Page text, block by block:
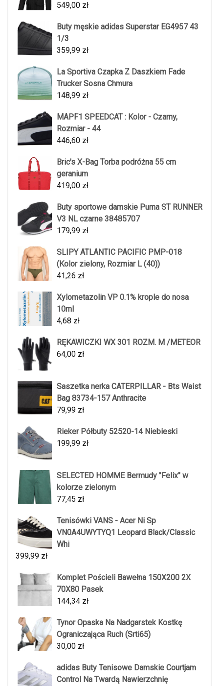
549,00 zł
Buty męskie adidas Superstar EG4957 43
1/3
359,99 zł
La Sportiva Czapka Z Daszkiem Fade
Trucker Sosna Chmura
148,99 zł
MAPF1 SPEEDCAT : Kolor - Czarny,
Rozmiar - 44
446,60 zł
Bric's X-Bag Torba podróżna 55 cm
geranium
419,00 zł
Buty sportowe damskie Puma ST RUNNER
V3 NL czarne 38485707
179,99 zł
SLIPY ATLANTIC PACIFIC PMP-018
(Kolor zielony, Rozmiar L (40))
41,26 zł
Xylometazolin VP 0.1% krople do nosa
10ml
4,68 zł
RĘKAWICZKI WX 301 ROZM. M /METEOR
64,00 zł
Saszetka nerka CATERPILLAR - Bts Waist
Bag 83734-157 Anthracite
79,99 zł
Rieker Półbuty 52520-14 Niebieski
199,99 zł
SELECTED HOMME Bermudy "Felix" w
kolorze zielonym
77,45 zł
Tenisówki VANS - Acer Ni Sp
VN0A4UWYTYQ1 Leopard Black/Classic
Whi
399,99 zł
Komplet Pościeli Bawełna 150X200 2X
70X80 Pasek
144,34 zł
Tynor Opaska Na Nadgarstek Kostkę
Ograniczająca Ruch (Srti65)
30,00 zł
adidas Buty Tenisowe Damskie Courtjam
Control Na Twardą Nawierzchnię